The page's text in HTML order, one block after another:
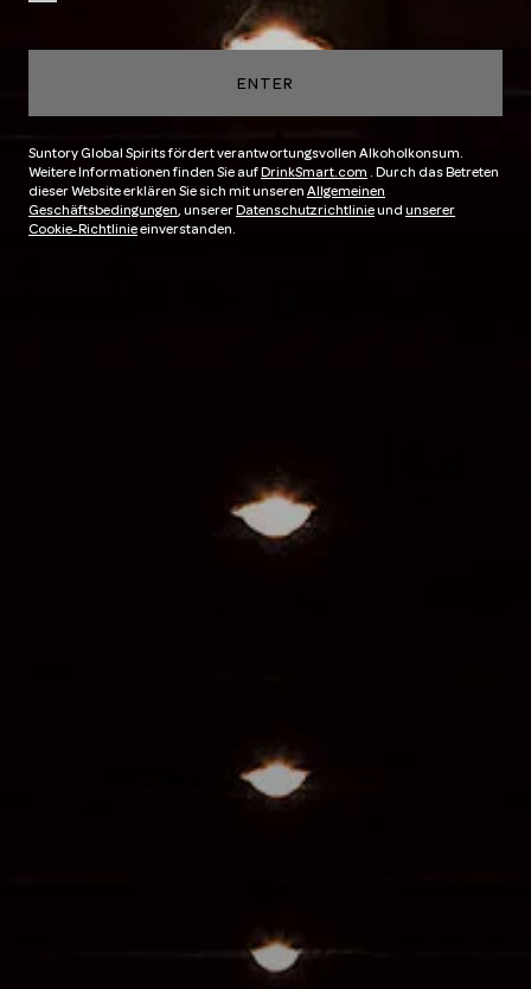
ENTER
Suntory Global Spirits fördert verantwortungsvollen Alkoholkonsum.
Weitere Informationen finden Sie aufDrinkSmart.com . Durch das Betreten
dieser Website erklären Sie sich mit unseren Allgemeinen
Geschäftsbedingungen, unsererDatenschutzrichtlinieund unserer
Cookie-Richtlinieeinverstanden.